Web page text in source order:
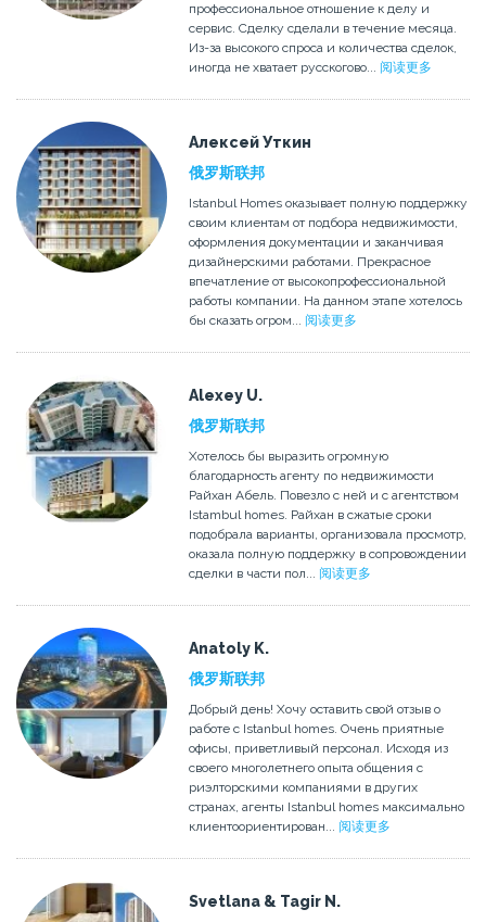
профессиональное отношение к делу и
сервис. Сделку сделали в течение месяца.
Из-за высокого спроса и количества сделок,
иногда не хватает русскогово...阅读更多
Алексей Уткин
俄罗斯联邦
Istanbul Homes оказывает полную поддержку
своим клиентам от подбора недвижимости,
оформления документации и заканчивая
дизайнерскими работами. Прекрасное
впечатление от высокопрофессиональной
работы компании. На данном этапе хотелось
бы сказать огром...阅读更多
Alexey U.
俄罗斯联邦
Хотелось бы выразить огромную
благодарность агенту по недвижимости
Райхан Абель. Повезло с ней и с агентством
Istambul homes. Райхан в сжатые сроки
подобрала варианты, организовала просмотр,
оказала полную поддержку в сопровождении
сделки в части пол...阅读更多
Anatoly K.
俄罗斯联邦
Добрый день! Хочу оставить свой отзыв о
работе с Istanbul homes. Очень приятные
офисы, приветливый персонал. Исходя из
своего многолетнего опыта общения с
риэлторскими компаниями в других
странах, агенты Istanbul homes максимально
клиентоориентирован...阅读更多
Svetlana & Tagir N.